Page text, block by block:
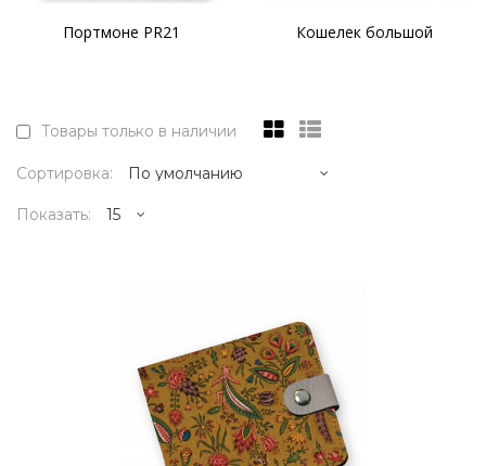
Портмоне PR21 Кошелек большой
Товары только в наличии
Сортировка:
Показать:
..
КУПИТЬ